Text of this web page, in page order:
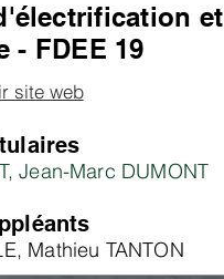
- FDEE 19
site web
Jean-Marc DUMONT
Mathieu TANTON